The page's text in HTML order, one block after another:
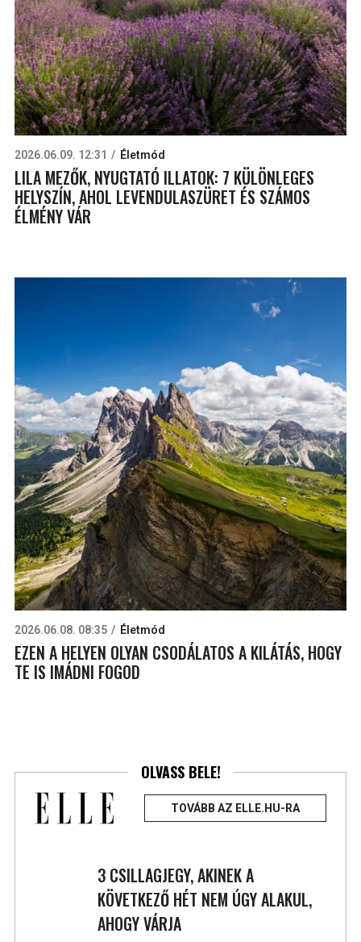
2026.06.09. 12:31 Életmód
LILA MEZŐK, NYUGTATÓ ILLATOK: 7 KÜLÖNLEGES
HELYSZÍN, AHOL LEVENDULASZÜRET ÉS SZÁMOS
ÉLMÉNY VÁR
2026.06.08. 08:35 Életmód
EZEN A HELYEN OLYAN CSODÁLATOS A KILÁTÁS, HOGY
TE IS IMÁDNI FOGOD
OLVASS BELE!
TOVÁBB AZ ELLE.HU-RA
3 CSILLAGJEGY, AKINEK A
KÖVETKEZŐ HÉT NEM ÚGY ALAKUL,
AHOGY VÁRJA